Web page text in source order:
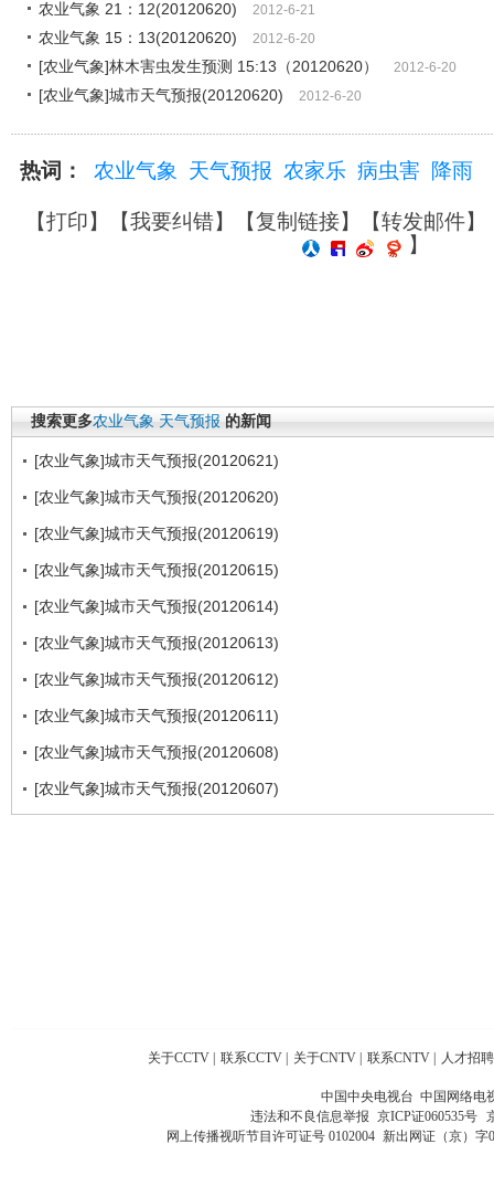
农业气象 21：12(20120620) 2012-6-21
农业气象 15：13(20120620) 2012-6-20
[农业气象]林木害虫发生预测 15:13（20120620） 2012-6-20
[农业气象]城市天气预报(20120620) 2012-6-20
热词： 农业气象 天气预报 农家乐 病虫害 降雨
【打印】【我要纠错】【复制链接】【转发邮件】
】
搜索更多农业气象 天气预报 的新闻
[农业气象]城市天气预报(20120621)
[农业气象]城市天气预报(20120620)
[农业气象]城市天气预报(20120619)
[农业气象]城市天气预报(20120615)
[农业气象]城市天气预报(20120614)
[农业气象]城市天气预报(20120613)
[农业气象]城市天气预报(20120612)
[农业气象]城市天气预报(20120611)
[农业气象]城市天气预报(20120608)
[农业气象]城市天气预报(20120607)
关于CCTV 联系CCTV 关于CNTV 联系CNTV 人才招聘
中国中央电视台 中国网络电
违法和不良信息举报 京ICP证060535号
网上传播视听节目许可证号 0102004 新出网证（京）